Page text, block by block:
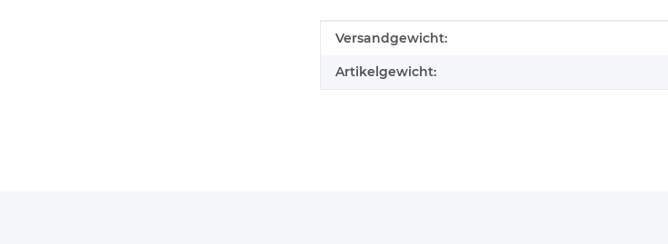
Produkteigenschaft
Wert
Versandgewicht:
Artikelgewicht: